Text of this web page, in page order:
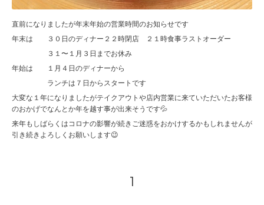
直前になりましたが年末年始の営業時間のお知らせです
年末は ３０日のディナー２２時閉店 ２１時食事ラストオーダー
３１〜１月３日までお休み
年始は １月４日のディナーから
ランチは７日からスタートです
大変な１年になりましたがテイクアウトや店内営業に来ていただいたお客様
のおかげでなんとか年を越す事が出来そうです💦
来年もしばらくはコロナの影響が続きご迷惑をおかけするかもしれませんが
引き続きよろしくお願いします😉
1